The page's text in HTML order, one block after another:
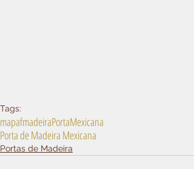
Tags:
mapafmadeiraPortaMexicana
Porta de Madeira Mexicana
Portas de Madeira